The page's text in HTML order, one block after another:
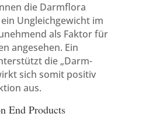
die Darmflora
Ungleichgewicht im
als Faktor für
angesehen. Ein
die „Darm-
sich somit positiv
aus.
End Products